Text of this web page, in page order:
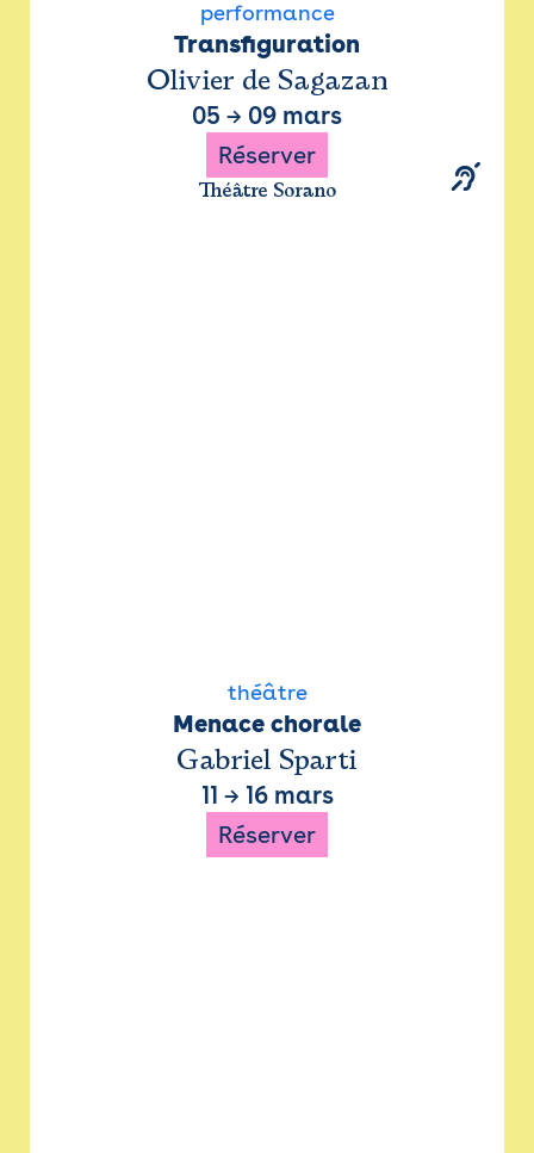
performance
Transfiguration
Olivier de Sagazan
05 → 09 mars
Réserver
Théâtre Sorano
théâtre
Menace chorale
Gabriel Sparti
11 → 16 mars
Réserver